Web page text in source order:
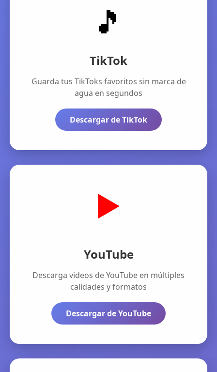
🎵
TikTok
Guarda tus TikToks favoritos sin marca de
agua en segundos
Descargar de TikTok
▶️
YouTube
Descarga videos de YouTube en múltiples
calidades y formatos
Descargar de YouTube